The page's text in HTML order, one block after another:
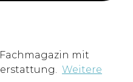
mit
Weitere